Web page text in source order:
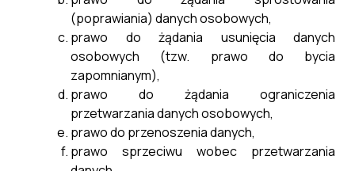
Dofinansowanie ze środków
budżetu państwa i funduszy
celowych
(poprawiania) danych osobowych,
prawo do żądania usunięcia danych
osobowych (tzw. prawo do bycia
zapomnianym),
prawo do żądania ograniczenia
przetwarzania danych osobowych,
prawo do przenoszenia danych,
prawo sprzeciwu wobec przetwarzania